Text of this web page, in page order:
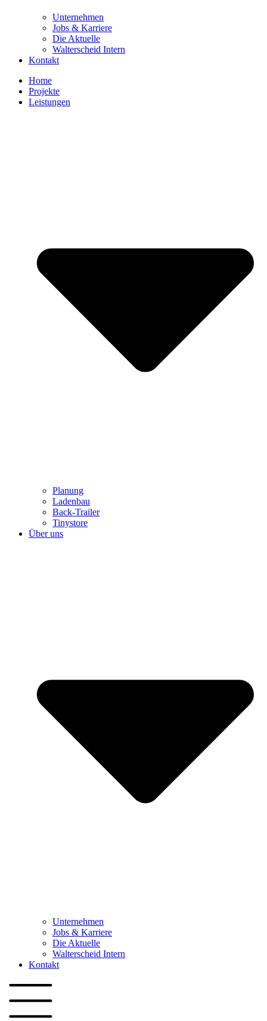
Unternehmen
Jobs & Karriere
Die Aktuelle
Walterscheid Intern
Kontakt
Home
Projekte
Leistungen
Planung
Ladenbau
Back-Trailer
Tinystore
Über uns
Unternehmen
Jobs & Karriere
Die Aktuelle
Walterscheid Intern
Kontakt